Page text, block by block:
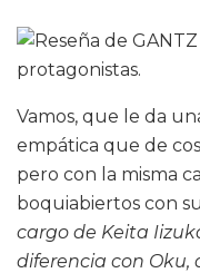
Vamos, que le da
empática que de
pero con la misma
boquiabiertos con
cargo de Keita
diferencia con Oku,